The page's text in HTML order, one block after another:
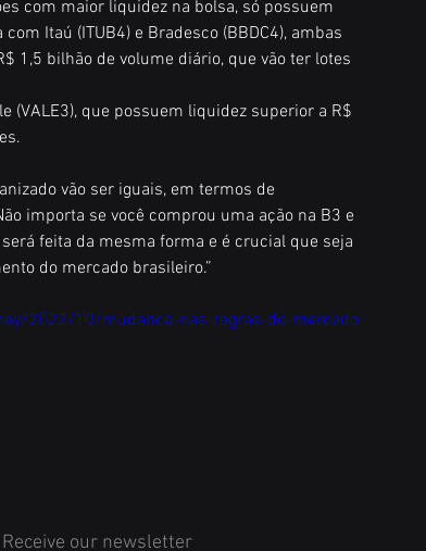
com maior liquidez na bolsa, só possuem
Itaú (ITUB4) e Bradesco (BBDC4), ambas
1,5 bilhão de volume diário, que vão ter lotes
(VALE3), que possuem liquidez superior a R$
vão ser iguais, em termos de
importa se você comprou uma ação na B3 e
feita da mesma forma e é crucial que seja
do mercado brasileiro.”
2022/10/mudanca-nas-regras-do-mercado-
Receive our newsletter